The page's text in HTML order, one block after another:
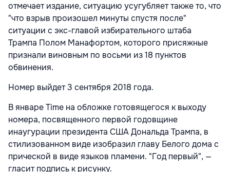
отмечает издание, ситуацию усугубляет также то, что
"что взрыв произошел минуты спустя после"
ситуации с экс-главой избирательного штаба
Трампа Полом Манафортом, которого присяжные
признали виновным по восьми из 18 пунктов
обвинения.
Номер выйдет 3 сентября 2018 года.
В январе Time на обложке готовящегося к выходу
номера, посвященного первой годовщине
инаугурации президента США Дональда Трампа, в
стилизованном виде изобразил главу Белого дома с
прической в виде языков пламени. "Год первый", —
гласит подпись к рисунку.